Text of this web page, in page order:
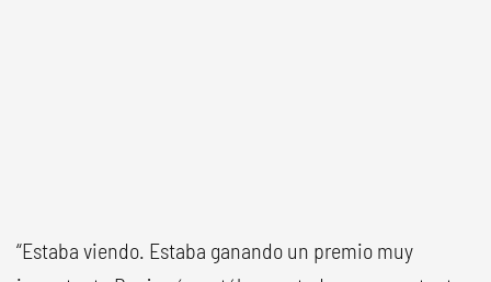
“Estaba viendo. Estaba ganando un premio muy